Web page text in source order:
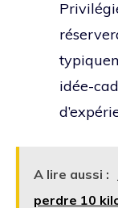
idée-
A lire aussi :
perdre 10